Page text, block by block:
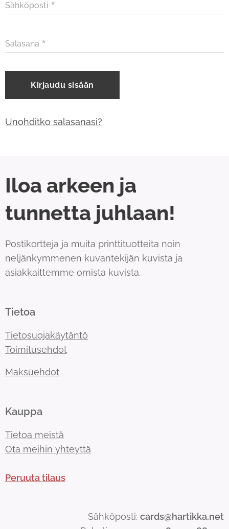
Sähköposti
Salasana
Kirjaudu sisään
Unohditko salasanasi?
Iloa arkeen ja
tunnetta juhlaan!
Postikortteja ja muita printtituotteita noin
neljänkymmenen kuvantekijän kuvista ja
asiakkaittemme omista kuvista.
Tietoa
Tietosuojakäytäntö
Toimitusehdot
Maksuehdot
Kauppa
Tietoa meistä
Ota meihin yhteyttä
Peruuta tilaus
Sähköposti: cards@hartikka.net